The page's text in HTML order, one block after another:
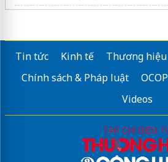
du lịch pháp
Tin tức Kinh tế Thương hiệu
Chính sách & Pháp luật
OCOP
Videos